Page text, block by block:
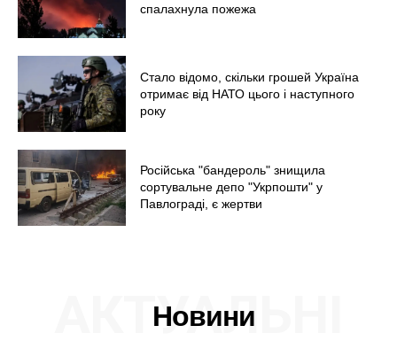
спалахнула пожежа
Стало відомо, скільки грошей Україна
отримає від НАТО цього і наступного
року
Російська "бандероль" знищила
сортувальне депо "Укрпошти" у
Павлограді, є жертви
Новини
АКТУАЛЬНІ